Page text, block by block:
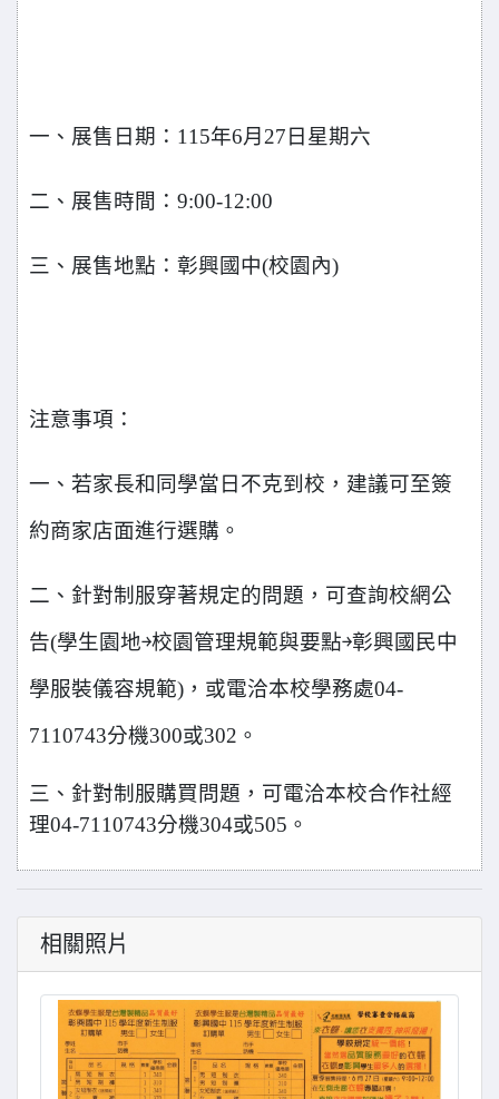
一、展售日期：115年6月27日星期六
二、展售時間：9:00-12:00
三、展售地點：彰興國中(校園內)
注意事項：
一、若家長和同學當日不克到校，建議可至簽
約商家店面進行選購。
二、針對制服穿著規定的問題，可查詢校網公
告(學生園地￫校園管理規範與要點￫彰興國民中
學服裝儀容規範)，或電洽本校學務處04-
7110743分機300或302。
三、針對制服購買問題，可電洽本校合作社經
理04-7110743分機304或505。
相關照片